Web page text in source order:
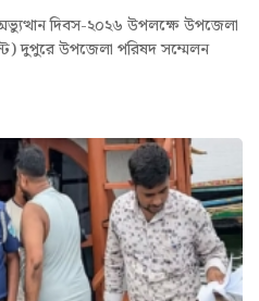
দিবস-২০২৬ উপলক্ষে উপজেলা
দুপুরে উপজেলা পরিষদ সম্মেলন